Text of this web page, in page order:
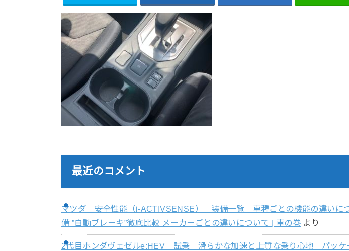
最近のコメント
マツダ 安全性能（i-ACTIVSENSE） 装備一覧 車種ごとの機能の違いに
備 ”自動ブレーキ”徹底比較 メーカーごとの違いについて | 車の巻 より
2代目ホンダヴェゼルe:HEV 試乗 滑らかな加速と上質な乗り心地 パッケ